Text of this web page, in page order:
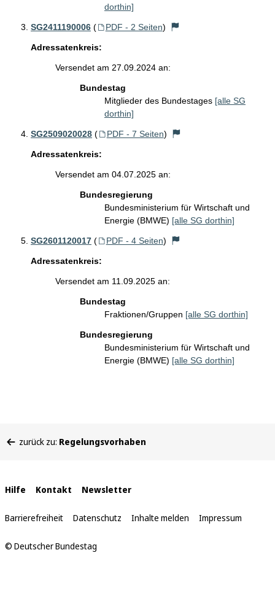
dorthin]
SG2411190006 ( PDF - 2 Seiten)
Adressatenkreis:
Versendet am 27.09.2024 an:
Bundestag
Mitglieder des Bundestages [alle SG
dorthin]
SG2509020028 ( PDF - 7 Seiten)
Adressatenkreis:
Versendet am 04.07.2025 an:
Bundesregierung
Bundesministerium für Wirtschaft und
Energie (BMWE) [alle SG dorthin]
SG2601120017 ( PDF - 4 Seiten)
Adressatenkreis:
Versendet am 11.09.2025 an:
Bundestag
Fraktionen/Gruppen [alle SG dorthin]
Bundesregierung
Bundesministerium für Wirtschaft und
Energie (BMWE) [alle SG dorthin]
befinden
zurück zu: Regelungsvorhaben
Interne
Links
Hilfe Kontakt Newsletter
Barrierefreiheit Datenschutz Inhalte melden Impressum
© Deutscher Bundestag